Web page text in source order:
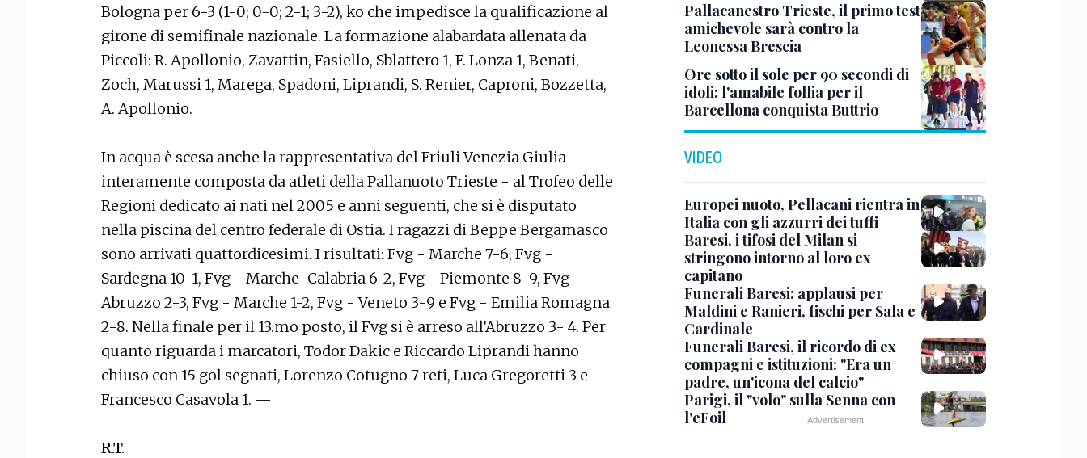
Bologna per 6-3 (1-0; 0-0; 2-1; 3-2), ko che impedisce la qualificazione al
girone di semifinale nazionale. La formazione alabardata allenata da
Piccoli: R. Apollonio, Zavattin, Fasiello, Sblattero 1, F. Lonza 1, Benati,
Zoch, Marussi 1, Marega, Spadoni, Liprandi, S. Renier, Caproni, Bozzetta,
A. Apollonio.
In acqua è scesa anche la rappresentativa del Friuli Venezia Giulia -
interamente composta da atleti della Pallanuoto Trieste - al Trofeo delle
Regioni dedicato ai nati nel 2005 e anni seguenti, che si è disputato
nella piscina del centro federale di Ostia. I ragazzi di Beppe Bergamasco
sono arrivati quattordicesimi. I risultati: Fvg - Marche 7-6, Fvg -
Sardegna 10-1, Fvg - Marche-Calabria 6-2, Fvg - Piemonte 8-9, Fvg -
Abruzzo 2-3, Fvg - Marche 1-2, Fvg - Veneto 3-9 e Fvg - Emilia Romagna
2-8. Nella finale per il 13.mo posto, il Fvg si è arreso all’Abruzzo 3- 4. Per
quanto riguarda i marcatori, Todor Dakic e Riccardo Liprandi hanno
chiuso con 15 gol segnati, Lorenzo Cotugno 7 reti, Luca Gregoretti 3 e
Francesco Casavola 1. —
R.T.
Pallacanestro Trieste, il primo test
amichevole sarà contro la
Leonessa Brescia
Ore sotto il sole per 90 secondi di
idoli: l'amabile follia per il
Barcellona conquista Buttrio
VIDEO
Europei nuoto, Pellacani rientra in
Italia con gli azzurri dei tuffi
Baresi, i tifosi del Milan si
stringono intorno al loro ex
capitano
Funerali Baresi: applausi per
Maldini e Ranieri, fischi per Sala e
Cardinale
Funerali Baresi, il ricordo di ex
compagni e istituzioni: "Era un
padre, un'icona del calcio"
Parigi, il "volo" sulla Senna con
l'eFoil